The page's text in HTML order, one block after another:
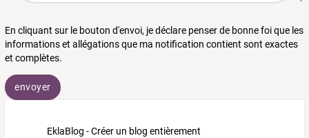
En cliquant sur le bouton d'envoi, je déclare penser de bonne foi que les
informations et allégations que ma notification contient sont exactes
et complètes.
envoyer
EklaBlog - Créer un blog entièrement